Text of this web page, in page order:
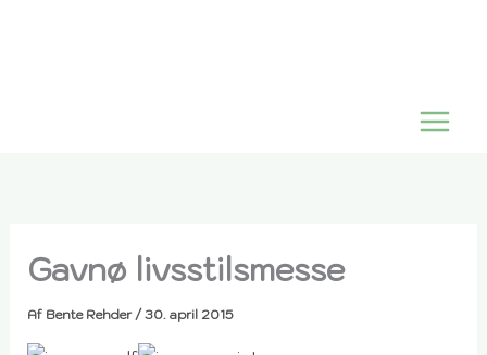
Gavnø livsstilsmesse
Af Bente Rehder /30. april 2015